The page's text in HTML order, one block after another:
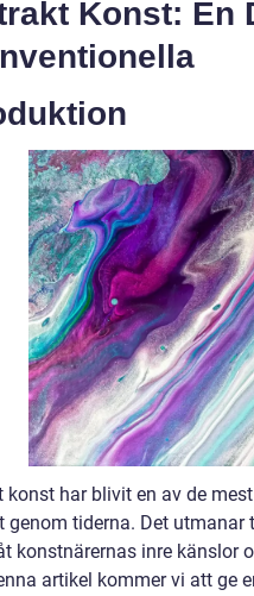
Konst: En
konst har blivit en av de
genom tiderna. Det
konstnärernas inre känslor
artikel kommer vi att ge